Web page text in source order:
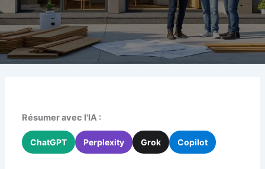
Résumer avec l'IA :
ChatGPT Perplexity Grok Copilot